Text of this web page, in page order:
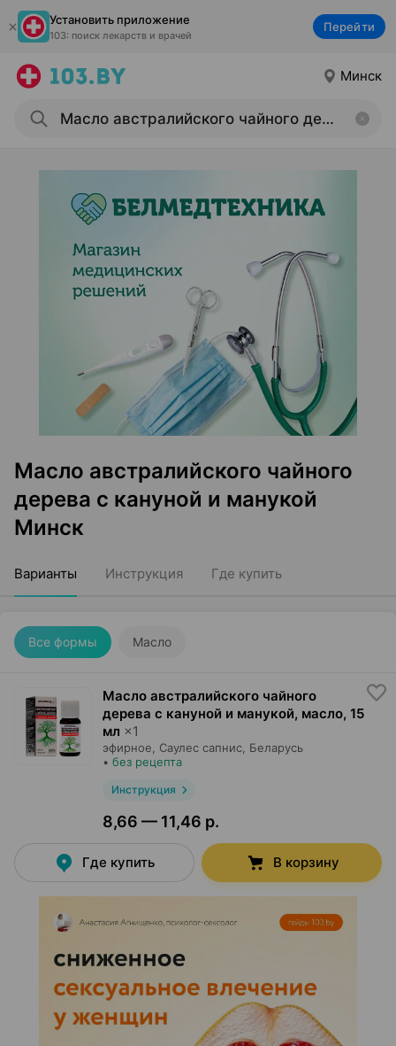
Установить приложение
103: поиск лекарств и врачей
Перейти
Минск
Масло австралийского чайного
дерева с кануной и манукой
Минск
Варианты Инструкция Где купить
Все формы Масло
Масло австралийского чайного
дерева с кануной и манукой, масло, 15
мл ×1
эфирное, Саулес сапнис , Беларусь
• без рецепта
Инструкция
8,66 — 11,46 р.
Где купить В корзину